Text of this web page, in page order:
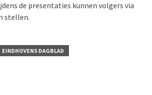
de presentaties kunnen volgers via
stellen.
EINDHOVENS DAGBLAD